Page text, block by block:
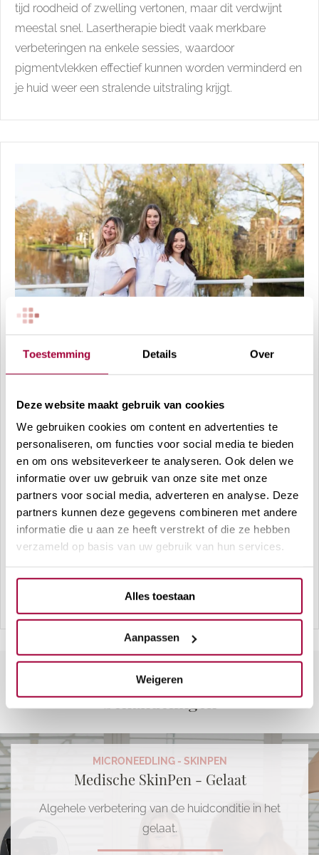
Toestemming Details Over
Deze website maakt gebruik van cookies
We gebruiken cookies om content en advertenties te
personaliseren, om functies voor social media te bieden
en om ons websiteverkeer te analyseren. Ook delen we
informatie over uw gebruik van onze site met onze
partners voor social media, adverteren en analyse. Deze
partners kunnen deze gegevens combineren met andere
informatie die u aan ze heeft verstrekt of die ze hebben
verzameld op basis van uw gebruik van hun services.
Alles toestaan
Aanpassen
Weigeren
tijd roodheid of zwelling vertonen, maar dit verdwijnt
meestal snel. Lasertherapie biedt vaak merkbare
verbeteringen na enkele sessies, waardoor
pigmentvlekken effectief kunnen worden verminderd en
je huid weer een stralende uitstraling krijgt.
Skin Therapy Clinics voor het verwijderen
van pigmentvlekken
Bij Skin Therapy Clinics bieden we op maat gemaakte
behandelingen die precies passen bij jouw
huidbehoeften. Benieuwd hoe wij jouw pigmentvlekken
kunnen verwijderen middels lasertherapie? Maak
vandaag nog een afspraak voor een gratis consult en
verminderen en je huid te voorzien van een frisse
Maak kennis met onze
behandelingen
MICRONEEDLING - SKINPEN
Medische SkinPen - Gelaat
Algehele verbetering van de huidconditie in het
gelaat.